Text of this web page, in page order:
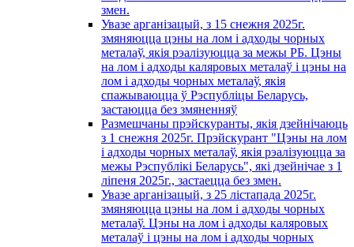
змен.
Увазе арганізацый, з 15 снежня 2025г.
змяняюцца цэны на лом і адходы чорных
металаў, якія рэалізуюцца за межы РБ. Цэны
на лом і адходы каляровых металаў і цэны на
лом і адходы чорных металаў, якія
спажываюцца ў Рэспубліцы Беларусь,
застаюцца без змяненняў
Размешчаны прэйскуранты, якія дзейнічаюць
з 1 снежня 2025г. Прэйскурант "Цэны на лом
і адходы чорных металаў, якія рэалізуюцца за
межы Рэспублікі Беларусь", які дзейнічае з 1
лiпеня 2025г., застаецца без змен.
Увазе арганізацый, з 25 лістапада 2025г.
змяняюцца цэны на лом і адходы чорных
металаў. Цэны на лом і адходы каляровых
металаў і цэны на лом і адходы чорных